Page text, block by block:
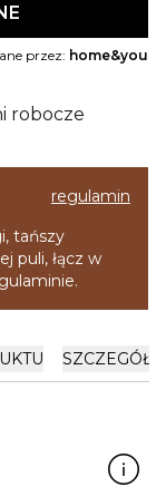
przez: home&you
robocze
regulamin
tańszy
puli, łącz w